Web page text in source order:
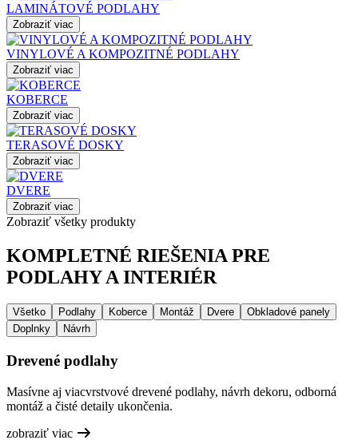
LAMINÁTOVÉ PODLAHY
Zobraziť viac
VINYLOVÉ A KOMPOZITNÉ PODLAHY
Zobraziť viac
KOBERCE
Zobraziť viac
TERASOVÉ DOSKY
Zobraziť viac
DVERE
Zobraziť viac
Zobraziť všetky produkty
KOMPLETNÉ RIEŠENIA PRE
PODLAHY A INTERIÉR
Všetko Podlahy Koberce Montáž Dvere
Obkladové panely
Doplnky
Návrh
Drevené podlahy
Masívne aj viacvrstvové drevené podlahy, návrh dekoru, odborná
montáž a čisté detaily ukončenia.
zobraziť viac